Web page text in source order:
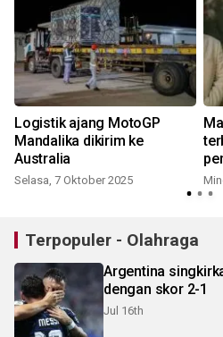
Logistik ajang MotoGP
Mandalika dikirim ke
Australia
Selasa, 7 Oktober 2025
Terpopuler - Olahraga
Argentina
dengan skor 2-1
Jul 16th